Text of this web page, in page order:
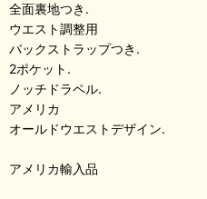
全面裏地つき.
ウエスト調整用
バックストラップつき.
2ポケット.
ノッチドラペル.
アメリカ
オールドウエストデザイン.
アメリカ輸入品